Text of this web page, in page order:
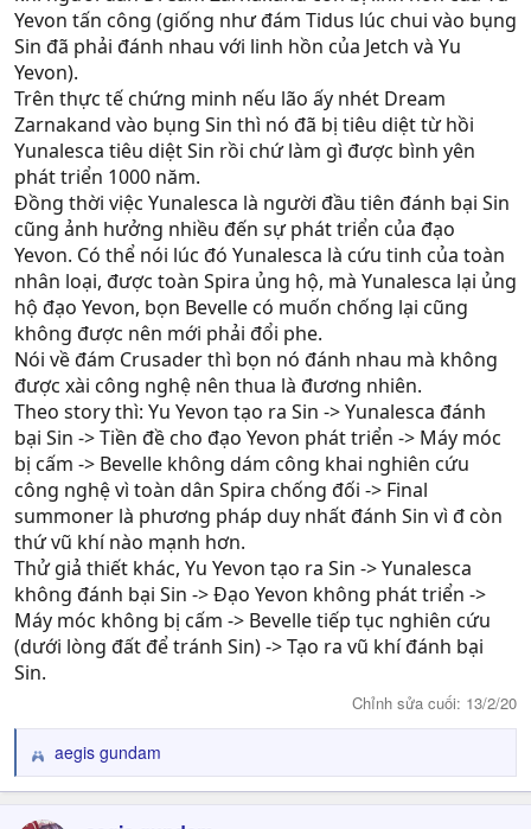
Yevon tấn công (giống như đám Tidus lúc chui vào bụng
Sin đã phải đánh nhau với linh hồn của Jetch và Yu
Yevon).
Trên thực tế chứng minh nếu lão ấy nhét Dream
Zarnakand vào bụng Sin thì nó đã bị tiêu diệt từ hồi
Yunalesca tiêu diệt Sin rồi chứ làm gì được bình yên
phát triển 1000 năm.
Đồng thời việc Yunalesca là người đầu tiên đánh bại Sin
cũng ảnh hưởng nhiều đến sự phát triển của đạo
Yevon. Có thể nói lúc đó Yunalesca là cứu tinh của toàn
nhân loại, được toàn Spira ủng hộ, mà Yunalesca lại ủng
hộ đạo Yevon, bọn Bevelle có muốn chống lại cũng
không được nên mới phải đổi phe.
Nói về đám Crusader thì bọn nó đánh nhau mà không
được xài công nghệ nên thua là đương nhiên.
Theo story thì: Yu Yevon tạo ra Sin -> Yunalesca đánh
bại Sin -> Tiền đề cho đạo Yevon phát triển -> Máy móc
bị cấm -> Bevelle không dám công khai nghiên cứu
công nghệ vì toàn dân Spira chống đối -> Final
summoner là phương pháp duy nhất đánh Sin vì đ còn
thứ vũ khí nào mạnh hơn.
Thử giả thiết khác, Yu Yevon tạo ra Sin -> Yunalesca
không đánh bại Sin -> Đạo Yevon không phát triển ->
Máy móc không bị cấm -> Bevelle tiếp tục nghiên cứu
(dưới lòng đất để tránh Sin) -> Tạo ra vũ khí đánh bại
Sin.
Chỉnh sửa cuối: 13/2/20
R
e
aegis gundam